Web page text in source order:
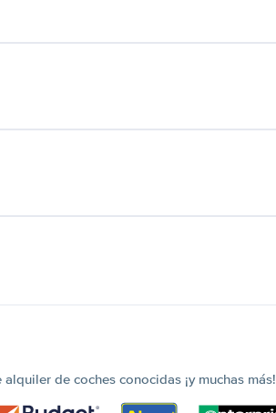
de coches conocidas ¡y muchas más!